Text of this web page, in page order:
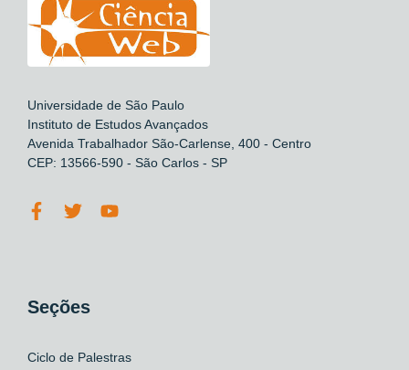
Universidade de São Paulo
Instituto de Estudos Avançados
Avenida Trabalhador São-Carlense, 400 - Centro
CEP: 13566-590 - São Carlos - SP
Seções
Ciclo de Palestras